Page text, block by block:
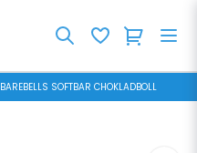
BAREBELLS SOFTBAR CHOKLADBOLL